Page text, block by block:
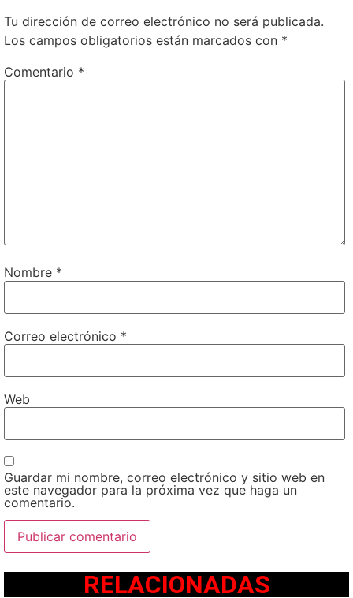
Tu dirección de correo electrónico no será publicada.
Los campos obligatorios están marcados con *
Comentario *
Nombre *
Correo electrónico *
Web
Guardar mi nombre, correo electrónico y sitio web en
este navegador para la próxima vez que haga un
comentario.
RELACIONADAS